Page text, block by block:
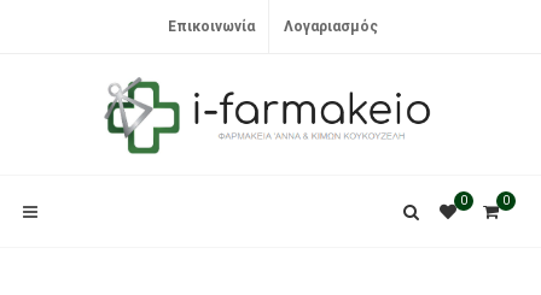
Επικοινωνία Λογαριασμός
0
0